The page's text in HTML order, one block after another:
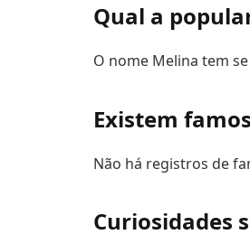
Qual a
O nome Melina tem
Existem
Não há registros de
Curiosidades